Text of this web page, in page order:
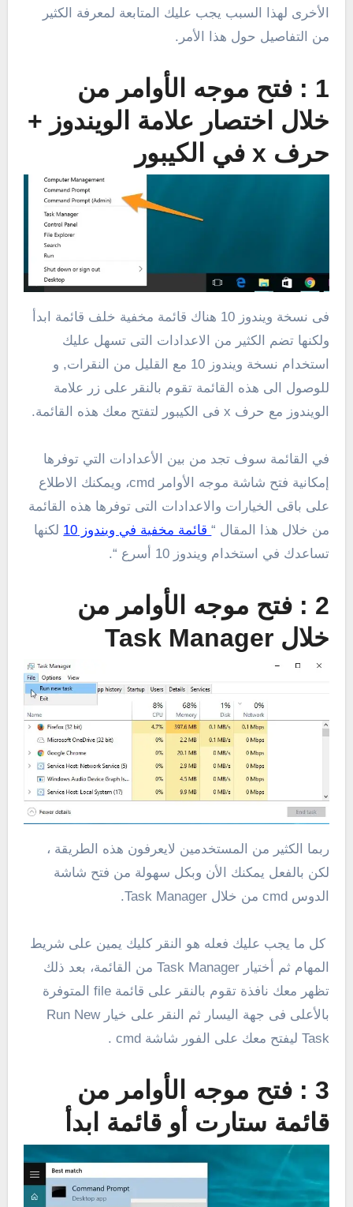
الأخرى لهذا السبب يجب عليك المتابعة لمعرفة الكثير
من التفاصيل حول هذا الأمر.
1 : فتح موجه الأوامر من
خلال اختصار علامة الويندوز +
حرف x في الكيبور
فى نسخة ويندوز 10 هناك قائمة مخفية خلف قائمة ابدأ
ولكنها تضم الكثير من الاعدادات التى تسهل عليك
استخدام نسخة ويندوز 10 مع القليل من النقرات, و
للوصول الى هذه القائمة تقوم بالنقر على زر علامة
الويندوز مع حرف x فى الكيبور لتفتح معك هذه القائمة.
في القائمة سوف تجد من بين الأعدادات التي توفرها
إمكانية فتح شاشة موجه الأوامر cmd، ويمكنك الاطلاع
على باقى الخيارات والاعدادات التى توفرها هذه القائمة
من خلال هذا المقال “قائمة مخفية في ويندوز 10
لكنها
تساعدك في استخدام ويندوز 10 أسرع “.
2 : فتح موجه الأوامر من
خلال Task Manager
ربما الكثير من المستخدمين لايعرفون هذه الطريقة ،
لكن بالفعل يمكنك الأن وبكل سهولة من فتح شاشة
الدوس cmd من خلال Task Manager.
كل ما يجب عليك فعله هو النقر كليك يمين على شريط
المهام ثم أختيار Task Manager من القائمة، بعد ذلك
تظهر معك نافذة تقوم بالنقر على قائمة file المتوفرة
بالأعلى فى جهة اليسار ثم النقر على خيار Run New
Task ليفتح معك على الفور شاشة cmd .
3 : فتح موجه الأوامر من
قائمة ستارت أو قائمة ابدأ